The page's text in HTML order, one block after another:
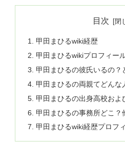
目次
甲田まひるwiki経歴
甲田まひるwikiプロフィー
甲田まひるの彼氏いるの？
甲田まひるの両親てどんな
甲田まひるの出身高校およ
甲田まひるの事務所どこ？
甲田まひるwiki経歴プロフ